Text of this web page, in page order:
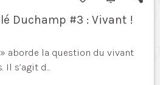
Duchamp #3 : Vivant !
aborde la question du vivant
s’agit d...